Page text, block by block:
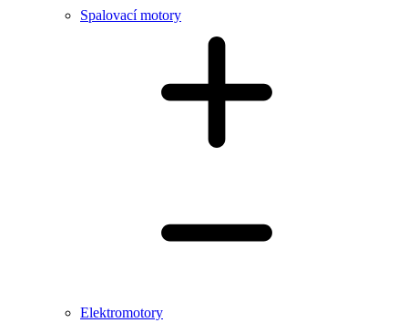
Spalovací motory
Elektromotory